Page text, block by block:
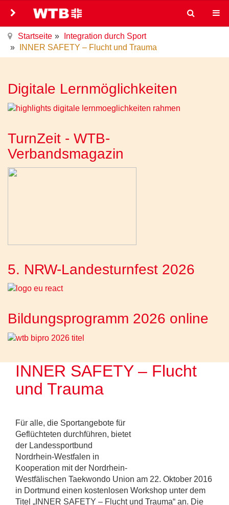
Startseite
Integration durch Sport
INNER SAFETY – Flucht und Trauma
Digitale Lernmöglichkeiten
TurnZeit - WTB-
Verbandsmagazin
5. NRW-Landesturnfest 2026
Bildungsprogramm 2026 online
INNER SAFETY – Flucht
und Trauma
Für alle, die Sportangebote für
Geflüchteten durchführen, bietet
der Landessportbund
Nordrhein-Westfalen in
Kooperation mit der Nordrhein-
Westfälischen Taekwondo Union am 22. Oktober 2016
in Dortmund einen kostenlosen Workshop unter dem
Titel „INNER SAFETY – Flucht und Trauma“ an. Die